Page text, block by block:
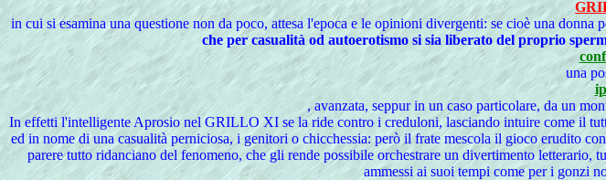
in cui si esamina una questione non da poco, attesa l'epoca e le opinioni divergenti: se cioè una donna
che per casualità od autoerotismo si sia liberato del proprio
una
, avanzata, seppur in un caso particolare, da un
In effetti l'intelligente Aprosio nel GRILLO XI se la ride contro i creduloni, lasciando intuire come il
ed in nome di una casualità perniciosa, i genitori o chicchessia: però il frate mescola il gioco erudito
parere tutto ridanciano del fenomeno, che gli rende possibile orchestrare un divertimento
ammessi ai suoi tempi come per i gonzi